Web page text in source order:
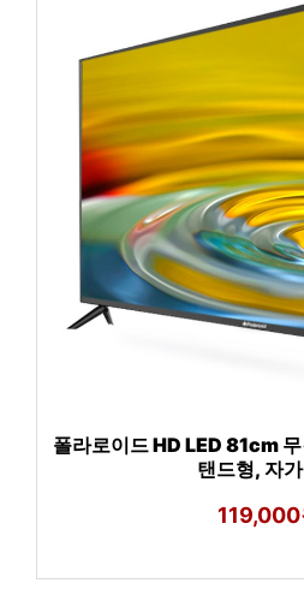
폴라로이드 HD LED 81cm
탠드형, 자
119,000